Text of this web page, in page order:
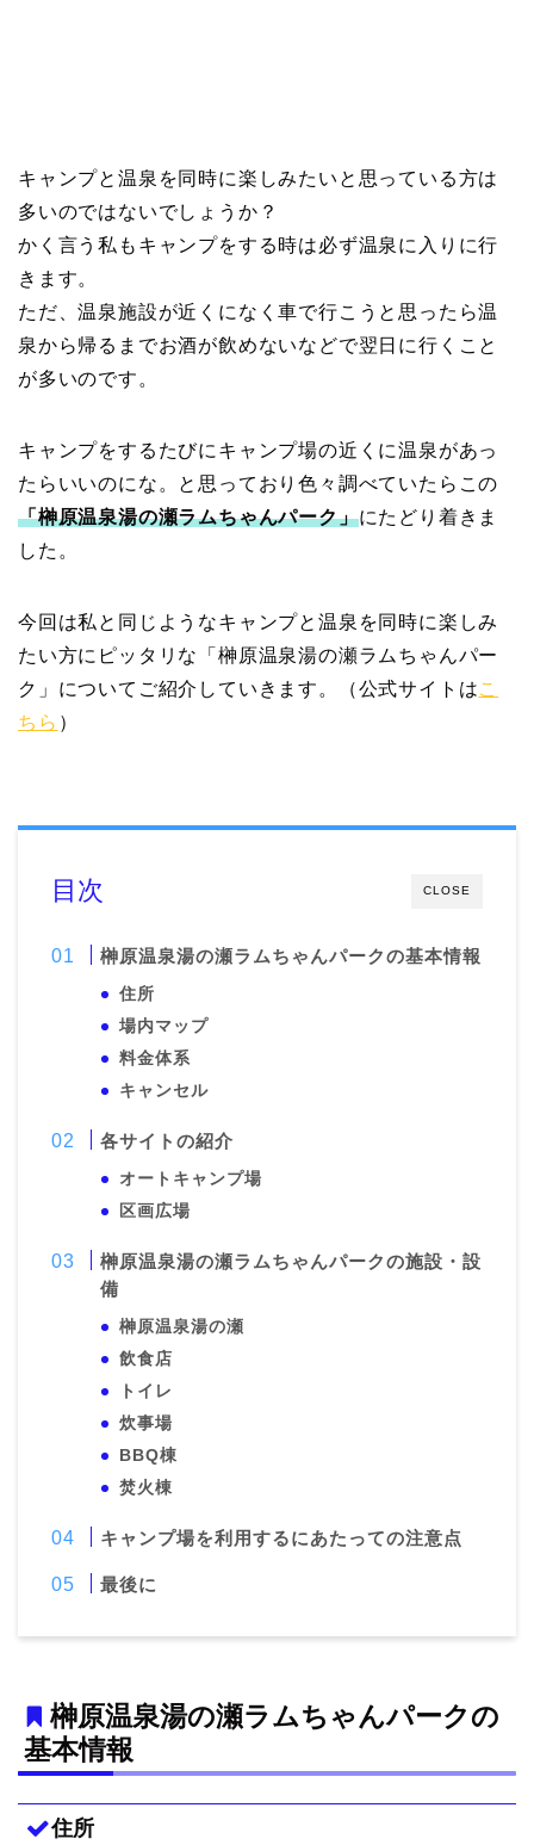
キャンプと温泉を同時に楽しみたいと思っている方は
多いのではないでしょうか？
かく言う私もキャンプをする時は必ず温泉に入りに行
きます。
ただ、温泉施設が近くになく車で行こうと思ったら温
泉から帰るまでお酒が飲めないなどで翌日に行くこと
が多いのです。
キャンプをするたびにキャンプ場の近くに温泉があっ
たらいいのにな。と思っており色々調べていたらこの
「榊原温泉湯の瀬ラムちゃんパーク」にたどり着きま
した。
今回は私と同じようなキャンプと温泉を同時に楽しみ
たい方にピッタリな「榊原温泉湯の瀬ラムちゃんパー
ク」についてご紹介していきます。（公式サイトはこ
ちら ）
CLOSE
目次
榊原温泉湯の瀬ラムちゃんパークの基本情報
住所
場内マップ
料金体系
キャンセル
各サイトの紹介
オートキャンプ場
区画広場
榊原温泉湯の瀬ラムちゃんパークの施設・設
備
榊原温泉湯の瀬
飲食店
トイレ
炊事場
BBQ棟
焚火棟
キャンプ場を利用するにあたっての注意点
最後に
榊原温泉湯の瀬ラムちゃんパークの
基本情報
住所